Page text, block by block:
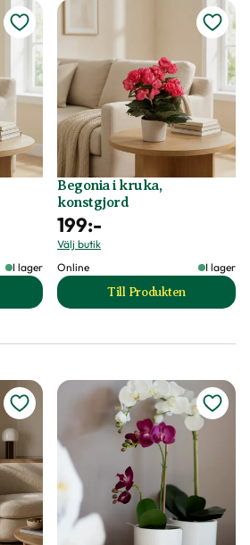
I lager
i kruka, konstgjord produktsida
Begonia i kruka,
konstgjord
199:-
Välj butik
Online
I lager
Till Produkten
till Begonia i